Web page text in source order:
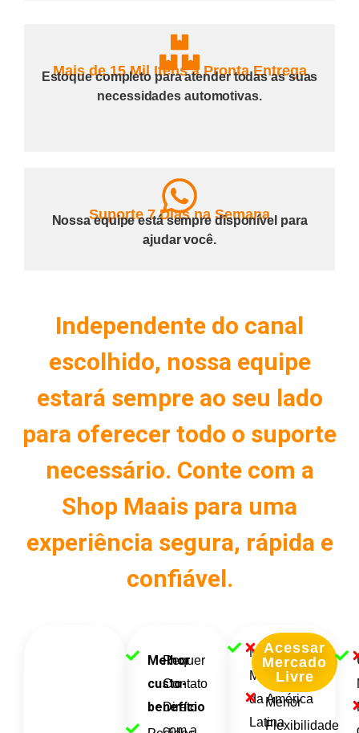
Mais de 15 Mil Itens à Pronta Entrega
Estoque completo para atender todas as suas
necessidades automotivas.
Suporte 7 Dias na Semana
Nossa equipe está sempre disponível para
ajudar você.
Independente do canal
escolhido, nossa equipe
estará sempre ao seu lado
para oferecer todo o suporte
necessário. Conte com a
Shop Maais para uma
experiência segura, rápida e
confiável.
Melhor
custo-
benefício
Requer
Contato
Direto
com a
Maior
Marketplace
da América
Latina
Taxas
Elevadas
Menor
Flexibilidade
Acessar
Mercado
Livre